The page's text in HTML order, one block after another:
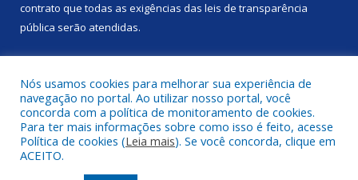
contrato que todas as exigências das leis de transparência
pública serão atendidas.
Todos os direitos reservados a Prefeitura Municipal de Anapu.
Nós usamos cookies para melhorar sua experiência de
navegação no portal. Ao utilizar nosso portal, você
concorda com a política de monitoramento de cookies.
Para ter mais informações sobre como isso é feito, acesse
Política de cookies (Leia mais). Se você concorda, clique em
ACEITO.